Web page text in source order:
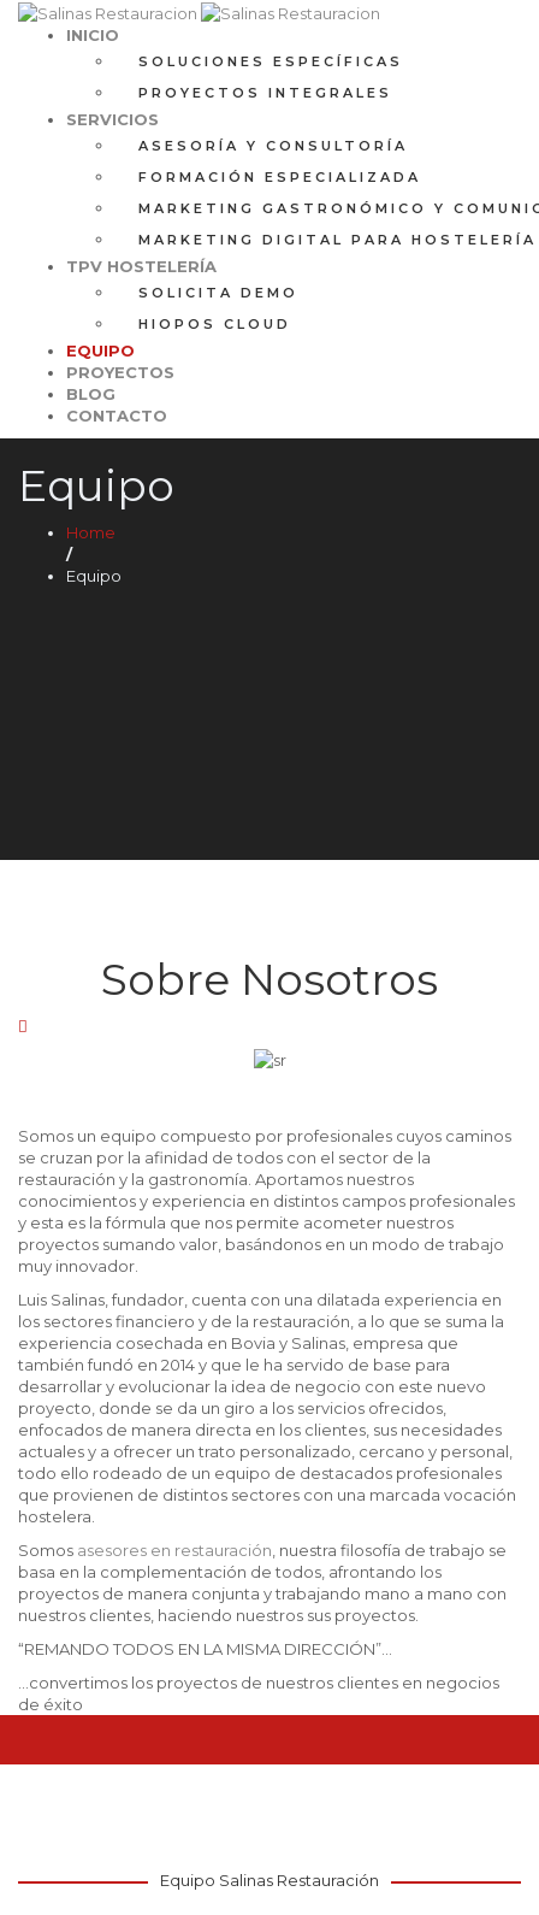
INICIO
SOLUCIONES ESPECÍFICAS
PROYECTOS INTEGRALES
SERVICIOS
ASESORÍA Y CONSULTORÍA
FORMACIÓN ESPECIALIZADA
MARKETING GASTRONÓMICO Y
MARKETING DIGITAL PARA HOSTELERÍA
TPV HOSTELERÍA
SOLICITA DEMO
HIOPOS CLOUD
EQUIPO
PROYECTOS
BLOG
CONTACTO
Equipo
Home
/
Equipo
Sobre Nosotros
Somos un equipo compuesto por profesionales cuyos caminos
se cruzan por la afinidad de todos con el sector de la
restauración y la gastronomía. Aportamos nuestros
conocimientos y experiencia en distintos campos profesionales
y esta es la fórmula que nos permite acometer nuestros
proyectos sumando valor, basándonos en un modo de trabajo
muy innovador.
Luis Salinas, fundador, cuenta con una dilatada experiencia en
los sectores financiero y de la restauración, a lo que se suma la
experiencia cosechada en Bovia y Salinas, empresa que
también fundó en 2014 y que le ha servido de base para
desarrollar y evolucionar la idea de negocio con este nuevo
proyecto, donde se da un giro a los servicios ofrecidos,
enfocados de manera directa en los clientes, sus necesidades
actuales y a ofrecer un trato personalizado, cercano y personal,
todo ello rodeado de un equipo de destacados profesionales
que provienen de distintos sectores con una marcada vocación
hostelera.
Somos asesores en restauración , nuestra filosofía de trabajo se
basa en la complementación de todos, afrontando los
proyectos de manera conjunta y trabajando mano a mano con
nuestros clientes, haciendo nuestros sus proyectos.
“REMANDO TODOS EN LA MISMA DIRECCIÓN”…
…convertimos los proyectos de nuestros clientes en negocios
de éxito
Equipo Salinas Restauración